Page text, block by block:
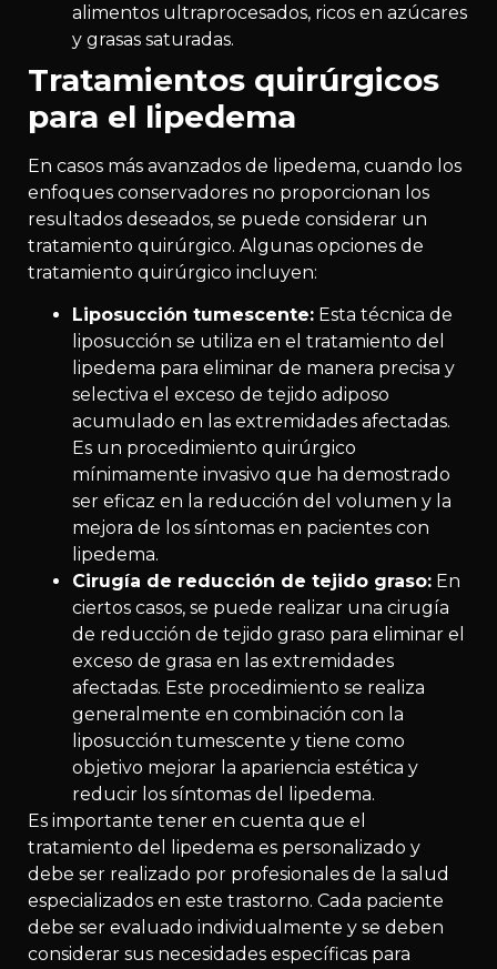
alimentos ultraprocesados, ricos en azúcares
y grasas saturadas.
Tratamientos quirúrgicos
para el lipedema
En casos más avanzados de lipedema, cuando los
enfoques conservadores no proporcionan los
resultados deseados, se puede considerar un
tratamiento quirúrgico. Algunas opciones de
tratamiento quirúrgico incluyen:
Liposucción tumescente: Esta técnica de
liposucción se utiliza en el tratamiento del
lipedema para eliminar de manera precisa y
selectiva el exceso de tejido adiposo
acumulado en las extremidades afectadas.
Es un procedimiento quirúrgico
mínimamente invasivo que ha demostrado
ser eficaz en la reducción del volumen y la
mejora de los síntomas en pacientes con
lipedema.
Cirugía de reducción de tejido graso: En
ciertos casos, se puede realizar una cirugía
de reducción de tejido graso para eliminar el
exceso de grasa en las extremidades
afectadas. Este procedimiento se realiza
generalmente en combinación con la
liposucción tumescente y tiene como
objetivo mejorar la apariencia estética y
reducir los síntomas del lipedema.
Es importante tener en cuenta que el
tratamiento del lipedema es personalizado y
debe ser realizado por profesionales de la salud
especializados en este trastorno. Cada paciente
debe ser evaluado individualmente y se deben
considerar sus necesidades específicas para